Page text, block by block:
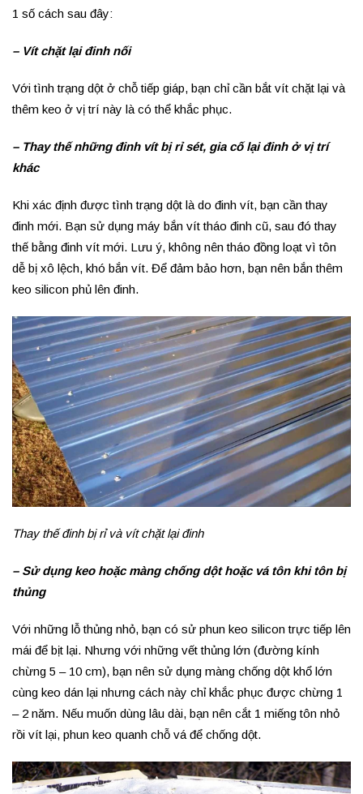
1 số cách sau đây:
– Vít chặt lại đinh nối
Với tình trạng dột ở chỗ tiếp giáp, bạn chỉ cần bắt vít chặt lại và
thêm keo ở vị trí này là có thể khắc phục.
– Thay thế những đinh vít bị rỉ sét, gia cố lại đinh ở vị trí
khác
Khi xác định được tình trạng dột là do đinh vít, bạn cần thay
đinh mới. Bạn sử dụng máy bắn vít tháo đinh cũ, sau đó thay
thế bằng đinh vít mới. Lưu ý, không nên tháo đồng loạt vì tôn
dễ bị xô lệch, khó bắn vít. Để đảm bảo hơn, bạn nên bắn thêm
keo silicon phủ lên đinh.
Thay thế đinh bị rỉ và vít chặt lại đinh
– Sử dụng keo hoặc màng chống dột hoặc vá tôn khi tôn bị
thủng
Với những lỗ thủng nhỏ, bạn có sử phun keo silicon trực tiếp lên
mái để bịt lại. Nhưng với những vết thủng lớn (đường kính
chừng 5 – 10 cm), bạn nên sử dụng màng chống dột khổ lớn
cùng keo dán lại nhưng cách này chỉ khắc phục được chừng 1
– 2 năm. Nếu muốn dùng lâu dài, bạn nên cắt 1 miếng tôn nhỏ
rồi vít lại, phun keo quanh chỗ vá để chống dột.